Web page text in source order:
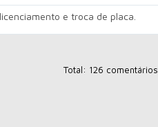
e troca de placa.
Total: 126 comentários